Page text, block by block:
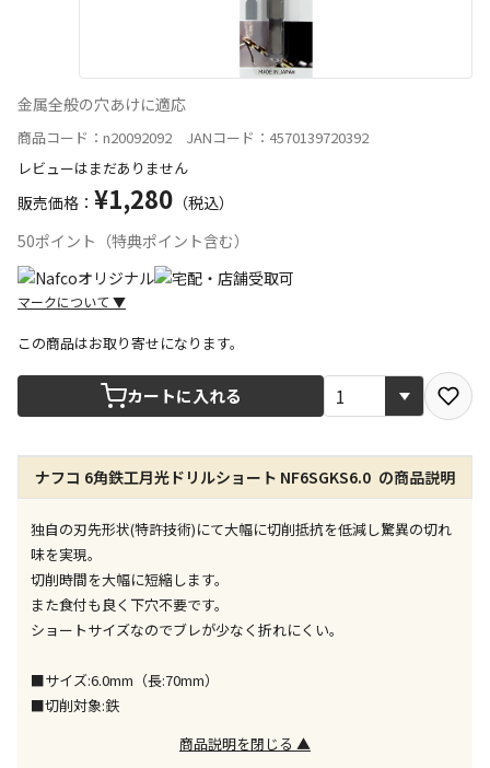
金属全般の穴あけに適応
商品コード：n20092092 JANコード：4570139720392
レビューはまだありません
販売価格： ¥1,280 （税込）
50ポイント（特典ポイント含む）
マークについて ▼
宅配や店舗受取を選択できる商品です
店舗のみで受取できる商品です（宅配便でのお届けが
できません）
※同時購入の商品は、全て同じ店舗での受取となりま
す
お届けができません）
※同時購入の商品は、全て同じ店舗での受取となりま
す
委託業者によりお届けする商品です
※ほか商品との同時購入はできません。お手数です
が、ご購入手続きを分けてお買い求めください
※支払い方法の代金引換は選択できません。
この商品はお取り寄せになります。
カートに入れる
ナフコ 6角鉄工月光ドリルショート NF6SGKS6.0 の商品説明
独自の刃先形状(特許技術)にて大幅に切削抵抗を低減し驚異の切れ
味を実現。
切削時間を大幅に短縮します。
また食付も良く下穴不要です。
ショートサイズなのでブレが少なく折れにくい。
■サイズ:6.0mm（長:70mm）
■切削対象:鉄
商品説明を閉じる ▲